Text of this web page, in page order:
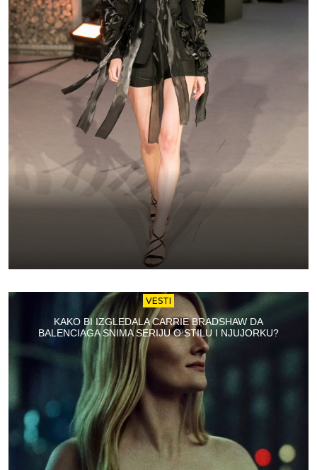
VESTI
KAKO BI IZGLEDALA CARRIE BRADSHAW DA
BALENCIAGA SNIMA SERIJU O STILU I NJUJORKU?